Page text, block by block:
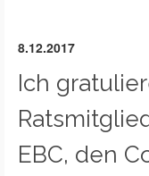
8.12.2017
Ich
EBC, den